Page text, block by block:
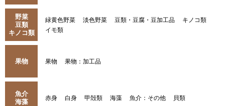
野菜
豆類
キノコ類
緑黄色野菜 淡色野菜 豆類・豆腐・豆加工品
キノコ類
イモ類
果物 果物 果物：加工品
魚介
海藻
赤身 白身 甲殻類 海藻 魚介：その他 貝類